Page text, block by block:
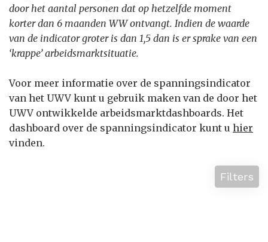
door het aantal personen dat op hetzelfde moment
korter dan 6 maanden WW ontvangt. Indien de waarde
van de indicator groter is dan 1,5 dan is er sprake van een
‘krappe’ arbeidsmarktsituatie.
Voor meer informatie over de spanningsindicator
van het UWV kunt u gebruik maken van de door het
UWV ontwikkelde arbeidsmarktdashboards. Het
dashboard over de spanningsindicator kunt u hier
vinden.
Filters